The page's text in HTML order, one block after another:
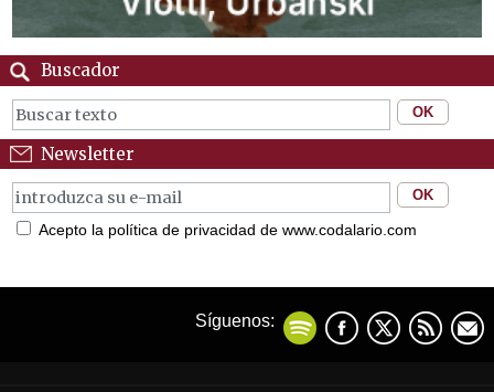
Buscador
Newsletter
Acepto la política de privacidad de www.codalario.com
Síguenos: